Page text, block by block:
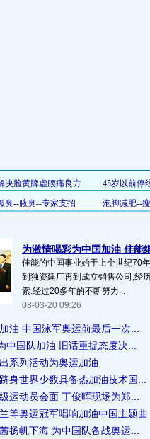
为激情喝彩为中国加油 佳能
佳能的中国事业始于上个世纪70
到独资建厂再到成立销售公司,经
索.经过20多年的不断努力...
08-03-20 09:26
油 中国泳军奥运前最后一次...
中国队加油 旧话重提态度决...
系列活动为奥运加油
身世界少数具备热加油技术国...
运动员会面 丁俊晖现场为郑...
等奥运冠军唱响加油中国主题曲
扬帆下海 为中国队备战奥运...